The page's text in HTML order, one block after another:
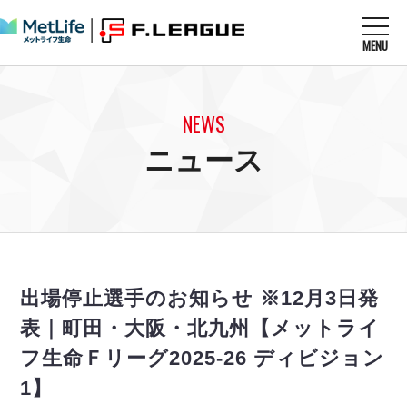
MENU
U-23選抜
メディア情報
フットサル日本代表
その他
戦績表
警告・退場・出場停止選手
個人ランキング｜ゴール
個人ランキング｜シュート
個人ランキング｜シュート成功率
エスポラーダ北海道
バルドラール浦安
フウガドールすみだ
アリーナ情報 ARENA
NEWS
ニュース
出場停止選手のお知らせ ※12月3日発
表｜町田・大阪・北九州【メットライ
フ生命Ｆリーグ2025-26 ディビジョン
1】